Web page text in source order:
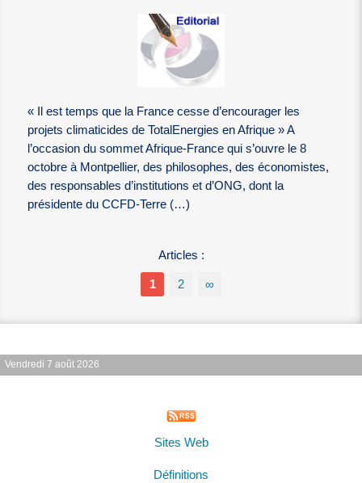
« Il est temps que la France cesse d’encourager les
projets climaticides de TotalEnergies en Afrique » A
l’occasion du sommet Afrique-France qui s’ouvre le 8
octobre à Montpellier, des philosophes, des économistes,
des responsables d’institutions et d’ONG, dont la
présidente du CCFD-Terre (…)
Articles :
1 2 ∞
Vendredi 7 août 2026
Sites Web
Définitions